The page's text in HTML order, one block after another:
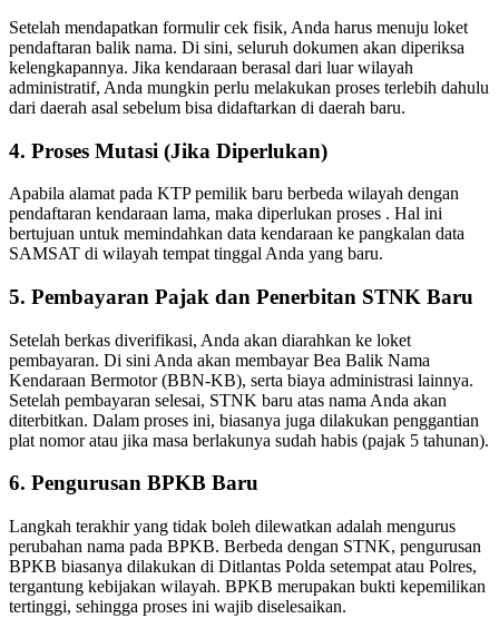
Setelah mendapatkan formulir cek fisik, Anda harus menuju loket
pendaftaran balik nama. Di sini, seluruh dokumen akan diperiksa
kelengkapannya. Jika kendaraan berasal dari luar wilayah
administratif, Anda mungkin perlu melakukan proses terlebih dahulu
dari daerah asal sebelum bisa didaftarkan di daerah baru.
4. Proses Mutasi (Jika Diperlukan)
Apabila alamat pada KTP pemilik baru berbeda wilayah dengan
pendaftaran kendaraan lama, maka diperlukan proses . Hal ini
bertujuan untuk memindahkan data kendaraan ke pangkalan data
SAMSAT di wilayah tempat tinggal Anda yang baru.
5. Pembayaran Pajak dan Penerbitan STNK Baru
Setelah berkas diverifikasi, Anda akan diarahkan ke loket
pembayaran. Di sini Anda akan membayar Bea Balik Nama
Kendaraan Bermotor (BBN-KB), serta biaya administrasi lainnya.
Setelah pembayaran selesai, STNK baru atas nama Anda akan
diterbitkan. Dalam proses ini, biasanya juga dilakukan penggantian
plat nomor atau jika masa berlakunya sudah habis (pajak 5 tahunan).
6. Pengurusan BPKB Baru
Langkah terakhir yang tidak boleh dilewatkan adalah mengurus
perubahan nama pada BPKB. Berbeda dengan STNK, pengurusan
BPKB biasanya dilakukan di Ditlantas Polda setempat atau Polres,
tergantung kebijakan wilayah. BPKB merupakan bukti kepemilikan
tertinggi, sehingga proses ini wajib diselesaikan.